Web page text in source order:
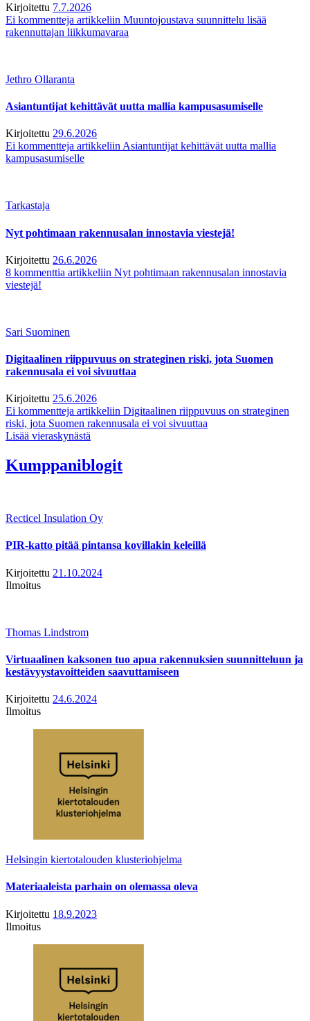
Kirjoitettu 7.7.2026
Ei kommentteja artikkeliin Muuntojoustava suunnittelu lisää
rakennuttajan liikkumavaraa
Jethro Ollaranta
Asiantuntijat kehittävät uutta mallia kampusasumiselle
Kirjoitettu 29.6.2026
Ei kommentteja artikkeliin Asiantuntijat kehittävät uutta mallia
kampusasumiselle
Tarkastaja
Nyt pohtimaan rakennusalan innostavia viestejä!
Kirjoitettu 26.6.2026
8 kommenttia artikkeliin Nyt pohtimaan rakennusalan innostavia
viestejä!
Sari Suominen
Digitaalinen riippuvuus on strateginen riski, jota Suomen
rakennusala ei voi sivuuttaa
Kirjoitettu 25.6.2026
Ei kommentteja artikkeliin Digitaalinen riippuvuus on strateginen
riski, jota Suomen rakennusala ei voi sivuuttaa
Lisää vieraskynästä
Kumppaniblogit
Recticel Insulation Oy
PIR-katto pitää pintansa kovillakin keleillä
Kirjoitettu 21.10.2024
Ilmoitus
Thomas Lindstrom
Virtuaalinen kaksonen tuo apua rakennuksien suunnitteluun ja
kestävyystavoitteiden saavuttamiseen
Kirjoitettu 24.6.2024
Ilmoitus
Helsingin kiertotalouden klusteriohjelma
Materiaaleista parhain on olemassa oleva
Kirjoitettu 18.9.2023
Ilmoitus